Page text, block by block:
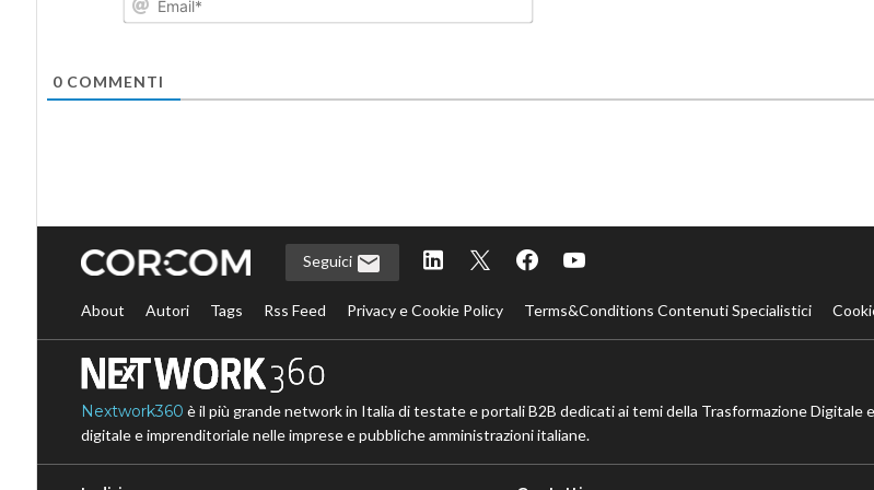
0COMMENTI
Seguici
About Autori Tags Rss Feed Privacy e Cookie Policy Terms&Conditions Contenuti Specialistici
Nextwork360 è il più grande network in Italia di testate e portali B2B dedicati ai temi della Trasformazione Digitale
digitale e imprenditoriale nelle imprese e pubbliche amministrazioni italiane.